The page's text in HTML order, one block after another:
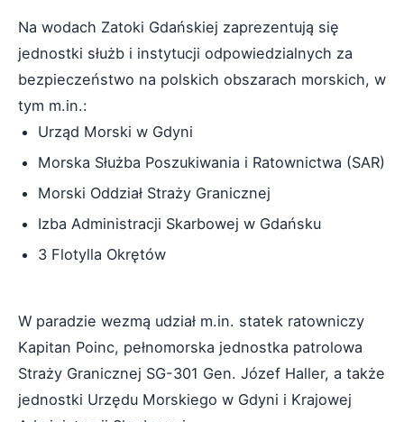
Na wodach Zatoki Gdańskiej zaprezentują się
jednostki służb i instytucji odpowiedzialnych za
bezpieczeństwo na polskich obszarach morskich, w
tym m.in.:
Urząd Morski w Gdyni
Morska Służba Poszukiwania i Ratownictwa (SAR)
Morski Oddział Straży Granicznej
Izba Administracji Skarbowej w Gdańsku
3 Flotylla Okrętów
W paradzie wezmą udział m.in. statek ratowniczy
Kapitan Poinc, pełnomorska jednostka patrolowa
Straży Granicznej SG-301 Gen. Józef Haller, a także
jednostki Urzędu Morskiego w Gdyni i Krajowej